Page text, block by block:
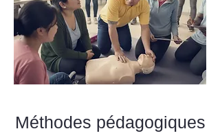
Méthodes pédagogiques